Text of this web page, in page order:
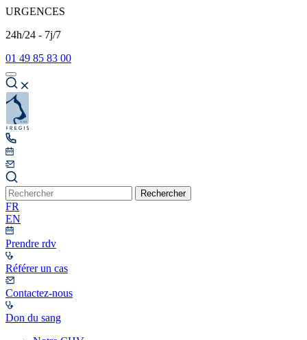
URGENCES
24h/24 - 7j/7
01 49 85 83 00
Rechercher
FR
EN
Prendre rdv
Référer un cas
Contactez-nous
Don du sang